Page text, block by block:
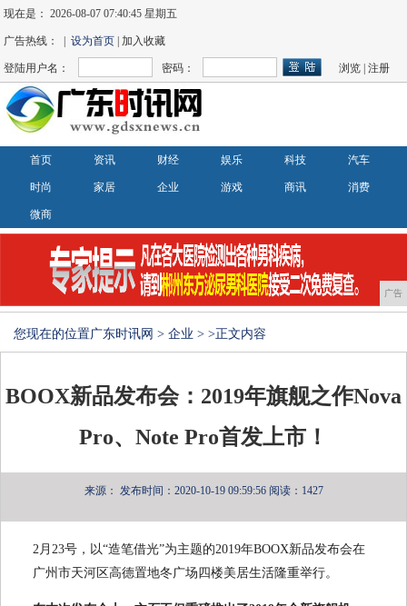
现在是：2026-08-07 07:40:48 星期五
广告热线： |设为首页 | 加入收藏
登陆用户名： 密码： 浏览 |注册
首页 资讯 财经 娱乐 科技 汽车
时尚 家居 企业 游戏 商讯 消费
微商
广告
您现在的位置广东时讯网 > 企业 > >正文内容
BOOX新品发布会：2019年旗舰之作Nova
Pro、Note Pro首发上市！
来源： 发布时间：2020-10-19 09:59:56 阅读：1427
2月23号，以“造笔借光”为主题的2019年BOOX新品发布会在
广州市天河区高德置地冬广场四楼美居生活隆重举行。